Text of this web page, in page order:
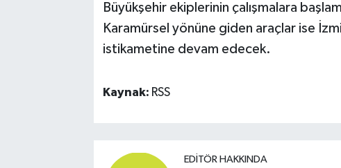
Büyükşehir ekiplerinin çalışmalara
Karamürsel yönüne giden araçlar ise
istikametine devam edecek.
Kaynak: RSS
EDITÖR HAKKINDA